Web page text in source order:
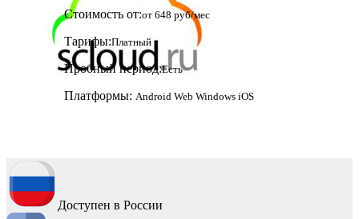
Стоимость от:от 648 руб/мес
Тарифы:Платный
Пробный период:Есть
Платформы: Android Web Windows iOS
Доступен в России